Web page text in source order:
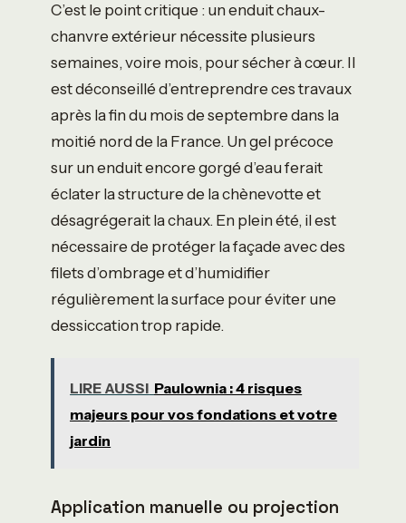
C’est le point critique : un enduit chaux-
chanvre extérieur nécessite plusieurs
semaines, voire mois, pour sécher à cœur. Il
est déconseillé d’entreprendre ces travaux
après la fin du mois de septembre dans la
moitié nord de la France. Un gel précoce
sur un enduit encore gorgé d’eau ferait
éclater la structure de la chènevotte et
désagrégerait la chaux. En plein été, il est
nécessaire de protéger la façade avec des
filets d’ombrage et d’humidifier
régulièrement la surface pour éviter une
dessiccation trop rapide.
LIRE AUSSI Paulownia : 4 risques
majeurs pour vos fondations et votre
jardin
Application manuelle ou projection